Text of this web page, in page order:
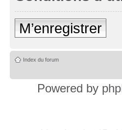
M’enregistrer
Index du forum
Powered by